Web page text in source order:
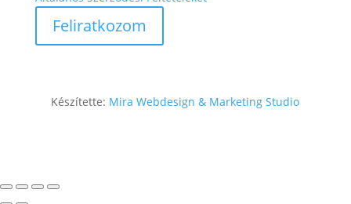
Készítette: Mira Webdesign & Marketing Studio